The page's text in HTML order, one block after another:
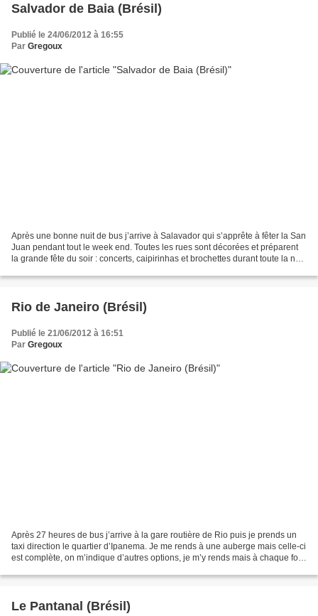
Salvador de Baia (Brésil)
Publié le 24/06/2012 à 16:55
Par Gregoux
Après une bonne nuit de bus j’arrive à Salavador qui s’apprête à fêter la San
Juan pendant tout le week end. Toutes les rues sont décorées et préparent
la grande fête du soir : concerts, caipirinhas et brochettes durant toute la nuit.
Rio de Janeiro (Brésil)
Publié le 21/06/2012 à 16:51
Par Gregoux
Après 27 heures de bus j’arrive à la gare routière de Rio puis je prends un
taxi direction le quartier d’Ipanema. Je me rends à une auberge mais celle-ci
est complète, on m’indique d’autres options, je m’y rends mais à chaque fois,
Le Pantanal (Brésil)